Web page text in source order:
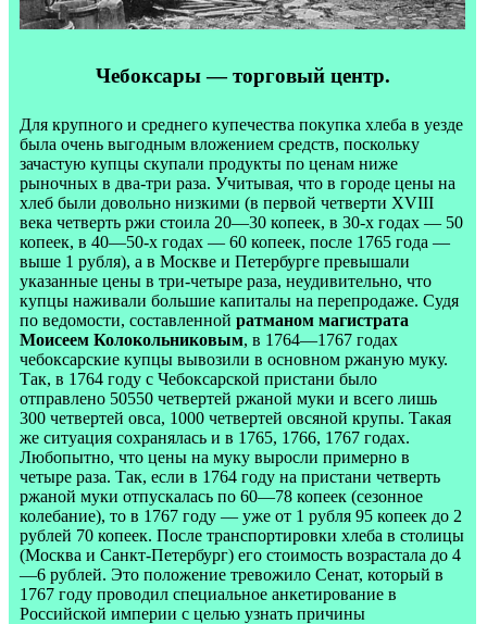
Чебоксары — торговый центр.
Для крупного и среднего купечества покупка хлеба в уезде
была очень выгодным вложением средств, поскольку
зачастую купцы скупали продукты по ценам ниже
рыночных в два-три раза. Учитывая, что в городе цены на
хлеб были довольно низкими (в первой четверти XVIII
века четверть ржи стоила 20—30 копеек, в 30-х годах — 50
копеек, в 40—50-х годах — 60 копеек, после 1765 года —
выше 1 рубля), а в Москве и Петербурге превышали
указанные цены в три-четыре раза, неудивительно, что
купцы наживали большие капиталы на перепродаже. Судя
по ведомости, составленной ратманом магистрата
Моисеем Колокольниковым, в 1764—1767 годах
чебоксарские купцы вывозили в основном ржаную муку.
Так, в 1764 году с Чебоксарской пристани было
отправлено 50550 четвертей ржаной муки и всего лишь
300 четвертей овса, 1000 четвертей овсяной крупы. Такая
же ситуация сохранялась и в 1765, 1766, 1767 годах.
Любопытно, что цены на муку выросли примерно в
четыре раза. Так, если в 1764 году на пристани четверть
ржаной муки отпускалась по 60—78 копеек (сезонное
колебание), то в 1767 году — уже от 1 рубля 95 копеек до 2
рублей 70 копеек. После транспортировки хлеба в столицы
(Москва и Санкт-Петербург) его стоимость возрастала до 4
—6 рублей. Это положение тревожило Сенат, который в
1767 году проводил специальное анкетирование в
Российской империи с целью узнать причины